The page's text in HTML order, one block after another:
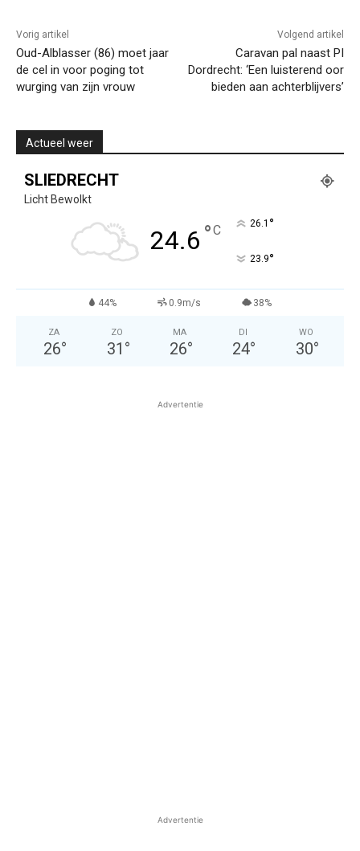
Vorig artikel
Oud-Alblasser (86) moet jaar
de cel in voor poging tot
wurging van zijn vrouw
Volgend artikel
Caravan pal naast PI
Dordrecht: ‘Een luisterend oor
bieden aan achterblijvers’
Actueel weer
SLIEDRECHT
Licht Bewolkt
24.6 °C 26.1 °
23.9°
44% 0.9m/s 38%
ZA
26°
ZO
31 °
MA
26°
DI
24°
WO
30°
Advertentie
Advertentie